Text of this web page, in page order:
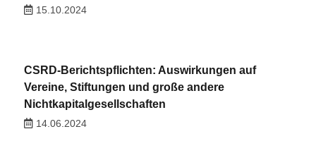
15.10.2024
CSRD-Berichtspflichten: Auswirkungen auf
Vereine, Stiftungen und große andere
Nichtkapitalgesellschaften
14.06.2024